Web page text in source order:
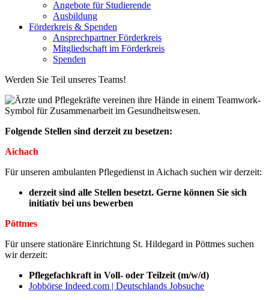
Angebote für Studierende
Ausbildung
Förderkreis & Spenden
Ansprechpartner Förderkreis
Mitgliedschaft im Förderkreis
Spenden
Werden Sie Teil unseres Teams!
Folgende Stellen sind derzeit zu besetzen:
Aichach
Für unseren ambulanten Pflegedienst in Aichach suchen wir derzeit:
derzeit sind alle Stellen besetzt. Gerne können Sie sich
initiativ bei uns bewerben
Pöttmes
Für unsere stationäre Einrichtung St. Hildegard in Pöttmes suchen
wir derzeit:
Pflegefachkraft in Voll- oder Teilzeit (m/w/d)
Jobbörse Indeed.com | Deutschlands Jobsuche